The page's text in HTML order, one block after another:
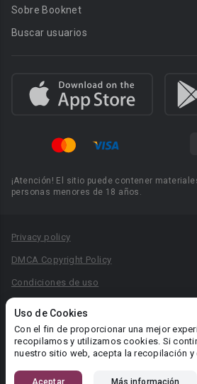
Uso de Cookies
Con el fin de proporcionar una mejor
recopilamos y utilizamos cookies. Si
nuestro sitio web, acepta la recopilación
Aceptar Más información
Sobre Booknet
Buscar usuarios
¡Atención! El sitio puede contener
personas menores de 18 años.
Privacy policy
DMCA Copyright Policy
Condiciones de uso
Reglas para la publicación de libros
Área RR.PP.: pr@booknet.com